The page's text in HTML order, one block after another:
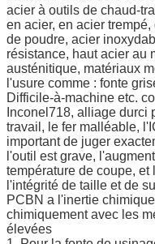
acier à outils de chaud-
en acier, en acier
de poudre, acier
résistance, haut acier au
austénitique, matériaux
l'usure comme : fonte
Difficile-à-machine etc.
Inconel718, alliage durci
travail, le fer malléable,
important de juger
l'outil est grave,
température de coupe,
l'intégrité de taille et de
PCBN a l'inertie
chimiquement avec les
élevées